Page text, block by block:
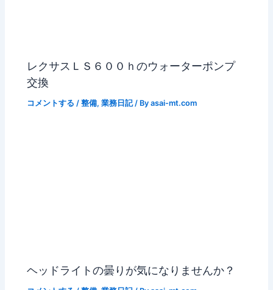
レクサスＬＳ６００ｈのウォーターポンプ
交換
コメントする /整備,業務日記/ Byasai-mt.com
ヘッドライトの曇りが気になりませんか？